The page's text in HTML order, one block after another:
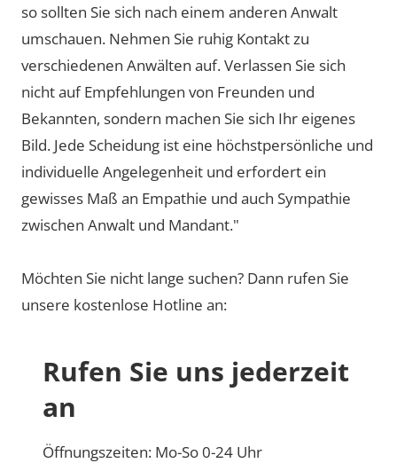
so sollten Sie sich nach einem anderen Anwalt
umschauen. Nehmen Sie ruhig Kontakt zu
verschiedenen Anwälten auf. Verlassen Sie sich
nicht auf Empfehlungen von Freunden und
Bekannten, sondern machen Sie sich Ihr eigenes
Bild. Jede Scheidung ist eine höchstpersönliche und
individuelle Angelegenheit und erfordert ein
gewisses Maß an Empathie und auch Sympathie
zwischen Anwalt und Mandant."
Möchten Sie nicht lange suchen? Dann rufen Sie
unsere kostenlose Hotline an:
Rufen Sie uns jederzeit
an
Öffnungszeiten: Mo-So 0-24 Uhr